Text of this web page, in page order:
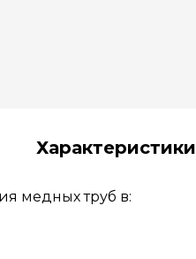
Характеристики
медных труб в: